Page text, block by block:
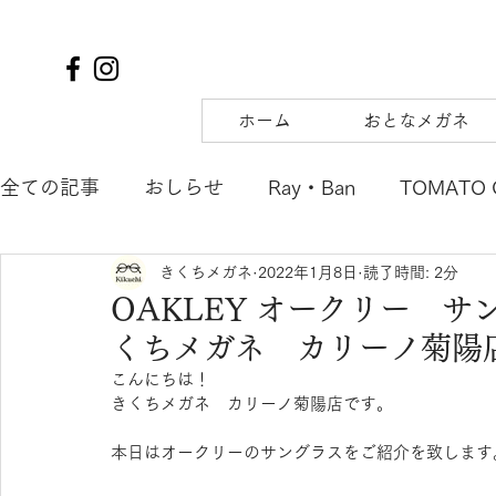
ホーム おとなメガネ
全ての記事 おしらせ Ray・Ban TOMATO
TIFFANY&Co. to hers SOLAIZ DJUAL
SAMURAI SHO mu tsubura
POLICE OAKLEY agnes b. ENFANT
OAKLEY オークリー
くちメガネ カリーノ菊陽
きくちメガネ 2022年1月8日 読了時間: 2分
こんにちは！
きくちメガネ　カリーノ菊陽店です。
本日はオークリーのサングラスをご紹介を致します